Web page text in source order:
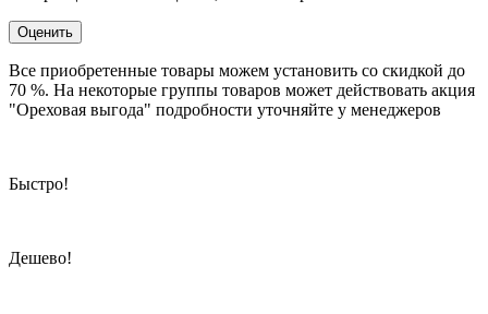
Оценить
Все приобретенные товары можем установить со скидкой до
70 %. На некоторые группы товаров может действовать акция
"Ореховая выгода" подробности уточняйте у менеджеров
Быстро!
Дешево!